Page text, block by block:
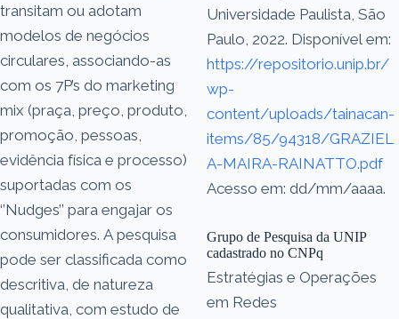
transitam ou adotam
modelos de negócios
circulares, associando-as
com os 7P’s do marketing
mix (praça, preço, produto,
promoção, pessoas,
evidência física e processo)
suportadas com os
‘’Nudges’’ para engajar os
consumidores. A pesquisa
pode ser classificada como
descritiva, de natureza
qualitativa, com estudo de
Universidade Paulista, São
Paulo, 2022. Disponível em:
https://repositorio.unip.br/
wp-
content/uploads/tainacan-
items/85/94318/GRAZIEL
A-MAIRA-RAINATTO.pdf
Acesso em: dd/mm/aaaa.
Grupo de Pesquisa da UNIP
cadastrado no CNPq
Estratégias e Operações
em Redes